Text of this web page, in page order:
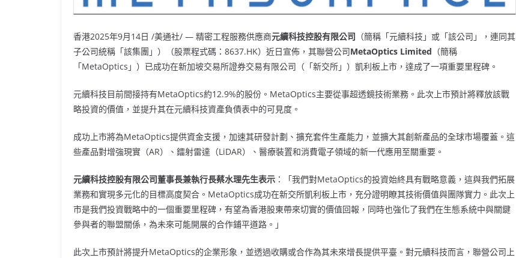
香港2025年9月14日 /美通社/ — 精密工程服務供應商元續科技控股有限公司 （簡稱「元續科技」或「該公司」，連同其
子公司統稱「該集團」）（股票程式碼：8637.HK） 近日宣佈，其聯營公司MetaOptics Limited （簡稱
「MetaOptics」）已成功在新加坡交易所證券交易有限公司（「新交所」）凱利板上市，達成了一項重要里程碑。
元續科技目前間接持有MetaOptics約12.9%的股份。MetaOptics主要從事超透鏡技術業務。此次上市預計將釋放該戰
略投資的價值，並提升其在元續科技資產負債表中的可見度。
成功上市將為MetaOptics提供資金支援，加速其研發計劃、擴充套件生產能力，並擴大其創新產品的全球市場覆蓋。這
些產品對增強現實（AR）、鐳射雷達（LiDAR）、醫療裝置和消費電子領域的新一代應用至關重要。
元續科技控股有限公司董事長兼執行長蔡水理先生表示 ：「我們對MetaOptics的投資始終具有戰略意義，這與我們拓展
業務和實現多元化的目標高度契合。MetaOptics成功在新交所凱利板上市，充分證明瞭其技術價值與團隊實力。此次上
市是我們投資戰略中的一個重要里程碑，有望為香港股東帶來切實的價值回報，同時也強化了我們在生態系統中與關鍵
參與者的聯盟關係，為未來可能開展的合作鋪平道路。」
此次上市預計將提升MetaOptics的企業形象，並透過收購或合作為其未來增長提供平臺。對元續科技而言，聯營公司上